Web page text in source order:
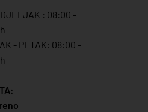
: 08:00 -
- PETAK: 08:00 -